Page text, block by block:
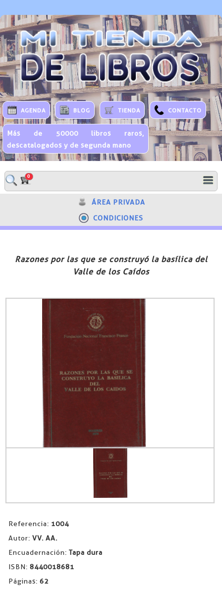
AGENDA BLOG TIENDA CONTACTO
Más de 50000 libros raros,
descatalogados y de segunda mano
0
ÁREA PRIVADA
CONDICIONES
Razones por las que se construyó la basílica del
Valle de los Caídos
Referencia: 1004
Autor: VV. AA.
Encuadernación: Tapa dura
ISBN: 8440018681
Páginas: 62